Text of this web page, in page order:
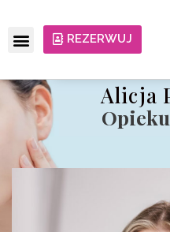
REZERWUJ
Alicja